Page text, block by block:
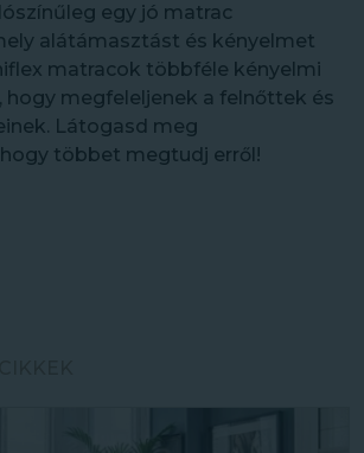
egy jó matrac
alátámasztást és kényelmet
matracok többféle kényelmi
hogy megfeleljenek a felnőttek és
Látogasd meg
többet megtudj erről!